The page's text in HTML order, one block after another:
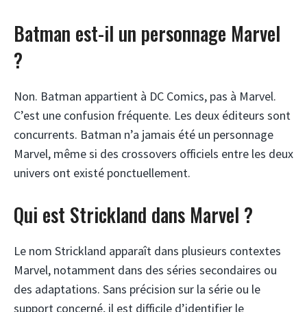
Batman est-il un personnage Marvel
?
Non. Batman appartient à DC Comics, pas à Marvel.
C’est une confusion fréquente. Les deux éditeurs sont
concurrents. Batman n’a jamais été un personnage
Marvel, même si des crossovers officiels entre les deux
univers ont existé ponctuellement.
Qui est Strickland dans Marvel ?
Le nom Strickland apparaît dans plusieurs contextes
Marvel, notamment dans des séries secondaires ou
des adaptations. Sans précision sur la série ou le
support concerné, il est difficile d’identifier le